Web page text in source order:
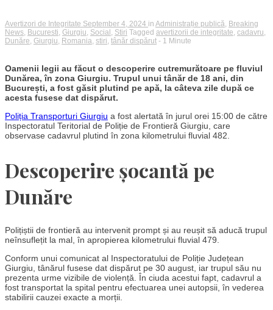
Avertizori de Integritate September 4, 2024 in Administrație publică, Breaking
News, Bucuresti, Giurgiu, Social , Stiri Tagged avertizorii de integritate, cadavru,
Dunăre, Giurgiu, Romania, stiri, tânăr dispărut - 1 Minute
Oamenii legii au făcut o descoperire cutremurătoare pe fluviul
Dunărea, în zona Giurgiu. Trupul unui tânăr de 18 ani, din
București, a fost găsit plutind pe apă, la câteva zile după ce
acesta fusese dat dispărut.
Poliția Transporturi Giurgiu a fost alertată în jurul orei 15:00 de către
Inspectoratul Teritorial de Poliție de Frontieră Giurgiu, care
observase cadavrul plutind în zona kilometrului fluvial 482.
Descoperire șocantă pe
Dunăre
Polițiștii de frontieră au intervenit prompt și au reușit să aducă trupul
neînsuflețit la mal, în apropierea kilometrului fluvial 479.
Conform unui comunicat al Inspectoratului de Poliție Județean
Giurgiu, tânărul fusese dat dispărut pe 30 august, iar trupul său nu
prezenta urme vizibile de violență. În ciuda acestui fapt, cadavrul a
fost transportat la spital pentru efectuarea unei autopsii, în vederea
stabilirii cauzei exacte a morții.